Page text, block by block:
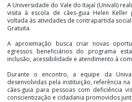
A Universidade do Vale do Itajaí (Univali)
visita à escola de cães-guia Helen
voltada às atividades de contrapartida
Gratuita.
A aproximação busca criar novas
egressos beneficiários do programa
inclusão, acessibilidade e atendimento à
Durante o encontro, a equipe da
desenvolvidas pela instituição, referência
cães-guia para pessoas com deficiência
conscientização e cidadania promovidos